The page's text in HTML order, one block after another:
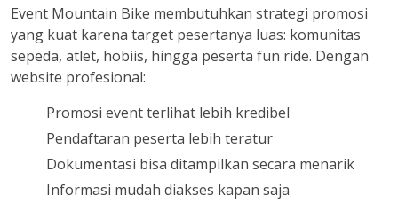
Event Mountain Bike membutuhkan strategi promosi
yang kuat karena target pesertanya luas: komunitas
sepeda, atlet, hobiis, hingga peserta fun ride. Dengan
website profesional:
Promosi event terlihat lebih kredibel
Pendaftaran peserta lebih teratur
Dokumentasi bisa ditampilkan secara menarik
Informasi mudah diakses kapan saja